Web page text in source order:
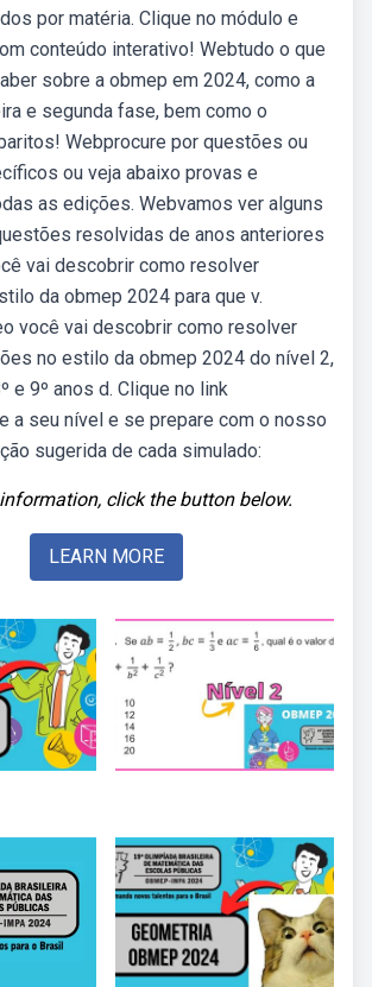
por matéria. Clique no módulo e
conteúdo interativo! Webtudo o que
sobre a obmep em 2024, como a
e segunda fase, bem como o
Webprocure por questões ou
ou veja abaixo provas e
as edições. Webvamos ver alguns
resolvidas de anos anteriores
vai descobrir como resolver
da obmep 2024 para que v.
você vai descobrir como resolver
no estilo da obmep 2024 do nível 2,
e 9º anos d. Clique no link
a seu nível e se prepare com o nosso
sugerida de cada simulado:
click the button below.
LEARN MORE